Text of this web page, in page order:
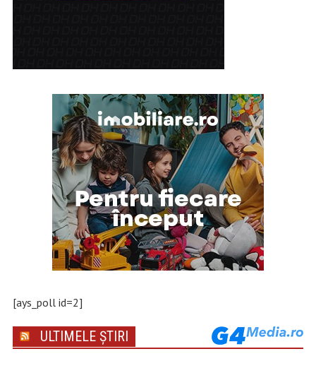
[ays_poll id=2]
ULTIMELE ȘTIRI